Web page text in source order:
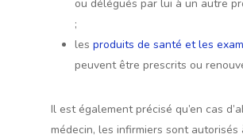
ou délégués par lui à un autre
;
les produits de santé et les exam
peuvent être prescrits ou
Il est également précisé qu’en cas
médecin, les infirmiers sont autorisés